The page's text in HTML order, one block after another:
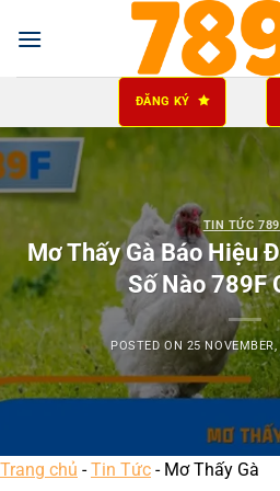
ĐĂNG KÝ
TIN TỨC
Mơ Thấy Gà Báo Hiệu
Số Nào 789F
POSTED ON 25
Trang chủ -Tin Tức - Mơ Thấy Gà